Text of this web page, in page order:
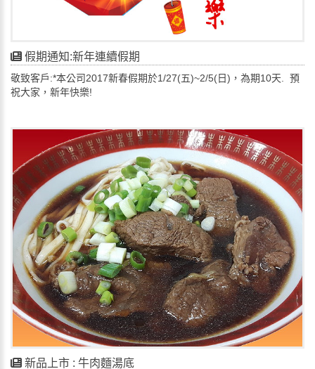
假期通知:新年連續假期
敬致客戶:*本公司2017新春假期於1/27(五)~2/5(日)，為期10天. 預
祝大家，新年快樂!
新品上市 : 牛肉麵湯底